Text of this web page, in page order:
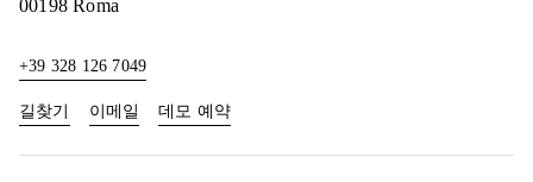
00198 Roma
+39 328 126 7049
길찾기 Link Opens in New Tab
이메일 데모 예약Link Opens in New Tab